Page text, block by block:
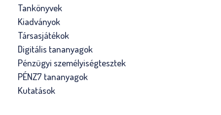
Tankönyvek
Kiadványok
Társasjátékok
Digitális tananyagok
Pénzügyi személyiségtesztek
PÉNZ7 tananyagok
Kutatások